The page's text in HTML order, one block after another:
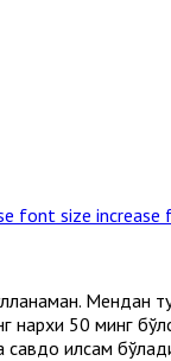
increase
Мендан
50 минг
қилсам